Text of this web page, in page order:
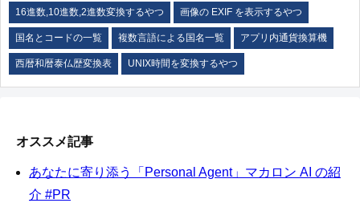
16進数,10進数,2進数変換するやつ 画像の EXIF を表示するやつ
国名とコードの一覧 複数言語による国名一覧 アプリ内通貨換算機
西暦和暦泰仏歴変換表 UNIX時間を変換するやつ
オススメ記事
あなたに寄り添う「Personal Agent」マカロン AI の紹
介 #PR